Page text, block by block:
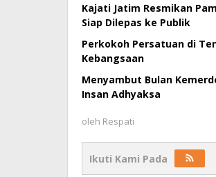
Kajati Jatim Resmikan
Siap Dilepas ke Publik
Perkokoh Persatuan di
Kebangsaan
Menyambut Bulan
Insan Adhyaksa
oleh Respati
Ikuti Kami Pada